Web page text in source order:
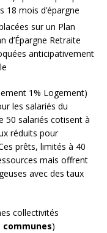
18 mois d’épargne
sur un Plan
d’Épargne Retraite
anticipativement
1% Logement)
les salariés du
50 salariés cotisent à
réduits pour
prêts, limités à 40
mais offrent
avec des taux
collectivités
communes)